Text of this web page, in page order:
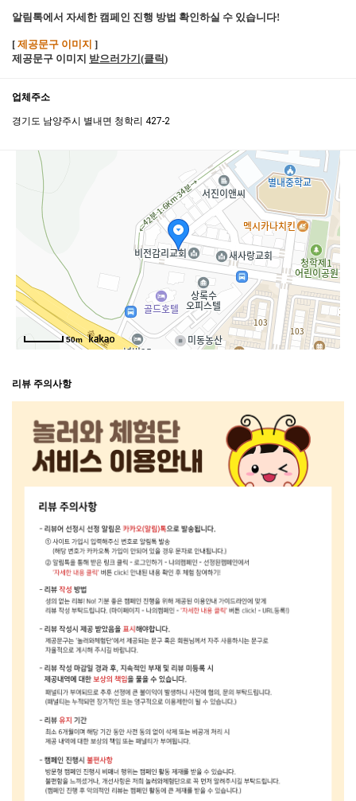
알림톡에서 자세한 캠페인 진행 방법 확인하실 수 있습니다!
[ 제공문구 이미지 ]
제공문구 이미지 받으러가기(클릭 )
업체주소
경기도 남양주시 별내면 청학리 427-2
50m
리뷰 주의사항